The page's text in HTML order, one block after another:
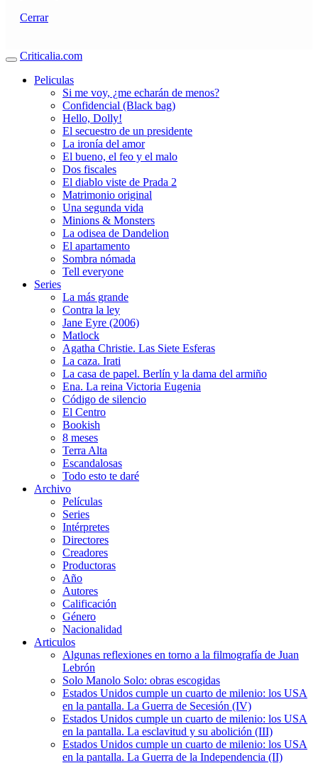
Cerrar
Criticalia.com
Peliculas
Si me voy, ¿me echarán de menos?
Confidencial (Black bag)
Hello, Dolly!
El secuestro de un presidente
La ironía del amor
El bueno, el feo y el malo
Dos fiscales
El diablo viste de Prada 2
Matrimonio original
Una segunda vida
Minions & Monsters
La odisea de Dandelion
El apartamento
Sombra nómada
Tell everyone
Series
La más grande
Contra la ley
Jane Eyre (2006)
Matlock
Agatha Christie. Las Siete Esferas
La caza. Irati
La casa de papel. Berlín y la dama del armiño
Ena. La reina Victoria Eugenia
Código de silencio
El Centro
Bookish
8 meses
Terra Alta
Escandalosas
Todo esto te daré
Archivo
Películas
Series
Intérpretes
Directores
Creadores
Productoras
Año
Autores
Calificación
Género
Nacionalidad
Articulos
Algunas reflexiones en torno a la filmografía de Juan
Lebrón
Solo Manolo Solo: obras escogidas
Estados Unidos cumple un cuarto de milenio: los USA
en la pantalla. La Guerra de Secesión (IV)
Estados Unidos cumple un cuarto de milenio: los USA
en la pantalla. La esclavitud y su abolición (III)
Estados Unidos cumple un cuarto de milenio: los USA
en la pantalla. La Guerra de la Independencia (II)